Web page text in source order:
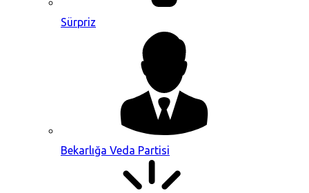
Sürpriz
Bekarlığa Veda Partisi